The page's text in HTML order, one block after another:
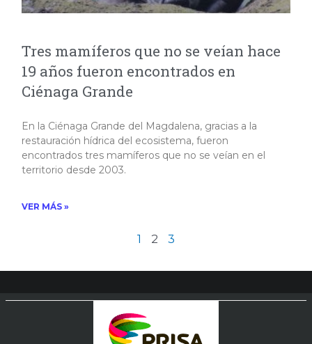
Tres mamíferos que no se veían hace
19 años fueron encontrados en
Ciénaga Grande
En la Ciénaga Grande del Magdalena, gracias a la
restauración hídrica del ecosistema, fueron
encontrados tres mamíferos que no se veían en el
territorio desde 2003.​
VER MÁS »
1 2 3